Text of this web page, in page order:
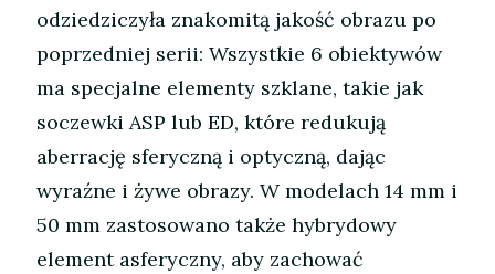
odziedziczyła znakomitą jakość obrazu po
poprzedniej serii: Wszystkie 6 obiektywów
ma specjalne elementy szklane, takie jak
soczewki ASP lub ED, które redukują
aberrację sferyczną i optyczną, dając
wyraźne i żywe obrazy. W modelach 14 mm i
50 mm zastosowano także hybrydowy
element asferyczny, aby zachować